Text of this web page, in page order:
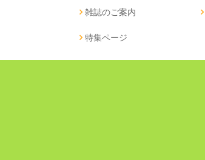
雑誌のご案内
特集ページ